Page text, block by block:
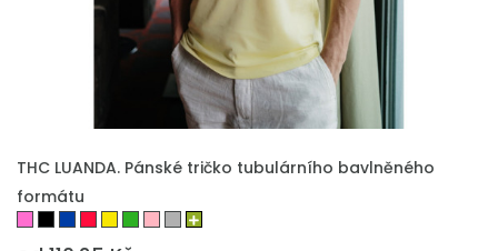
THC LUANDA. Pánské tričko tubulárního bavlněného
formátu